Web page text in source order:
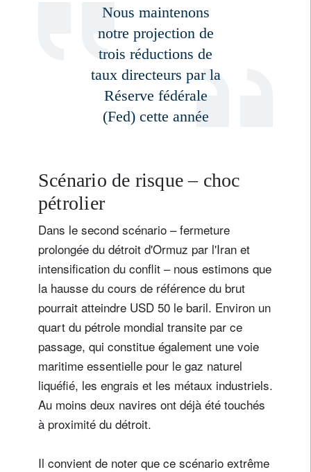
Nous maintenons
notre projection de
trois réductions de
taux directeurs par la
Réserve fédérale
(Fed) cette année
Scénario de risque – choc
pétrolier
Dans le second scénario – fermeture
prolongée du détroit d'Ormuz par l'Iran et
intensification du conflit – nous estimons que
la hausse du cours de référence du brut
pourrait atteindre USD 50 le baril. Environ un
quart du pétrole mondial transite par ce
passage, qui constitue également une voie
maritime essentielle pour le gaz naturel
liquéfié, les engrais et les métaux industriels.
Au moins deux navires ont déjà été touchés
à proximité du détroit.
Il convient de noter que ce scénario extrême